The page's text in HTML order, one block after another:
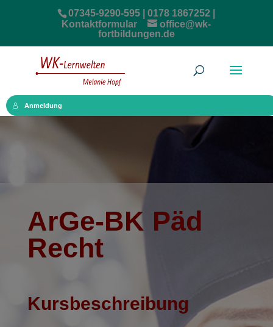
07345-9290-595 | 0178 1867252 |
Kontaktformular
office@wk-
fortbildungen.de
Anmeldung
ArGe-BK Päd
Recht
Kursbeschreibung